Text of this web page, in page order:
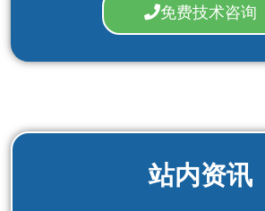
免费技术咨询
站内资讯